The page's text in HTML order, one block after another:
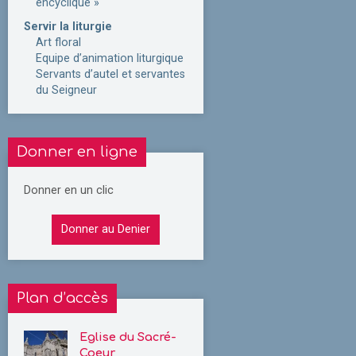
encyclique »
Servir la liturgie
Art floral
Equipe d’animation liturgique
Servants d’autel et servantes
du Seigneur
Donner en ligne
Donner en un clic
Donner au Denier
Plan d’accès
Eglise du Sacré-
Coeur